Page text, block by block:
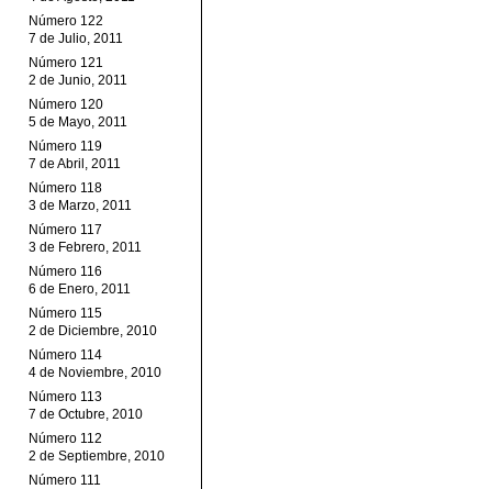
Número 122
7 de Julio, 2011
Número 121
2 de Junio, 2011
Número 120
5 de Mayo, 2011
Número 119
7 de Abril, 2011
Número 118
3 de Marzo, 2011
Número 117
3 de Febrero, 2011
Número 116
6 de Enero, 2011
Número 115
2 de Diciembre, 2010
Número 114
4 de Noviembre, 2010
Número 113
7 de Octubre, 2010
Número 112
2 de Septiembre, 2010
Número 111